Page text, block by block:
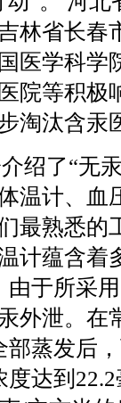
林省长春
医学科学
院等积极
淘汰含汞
绍了“无
温计、血
最熟悉的
计蕴含着
于所采
外泄。在
蒸发后
达到